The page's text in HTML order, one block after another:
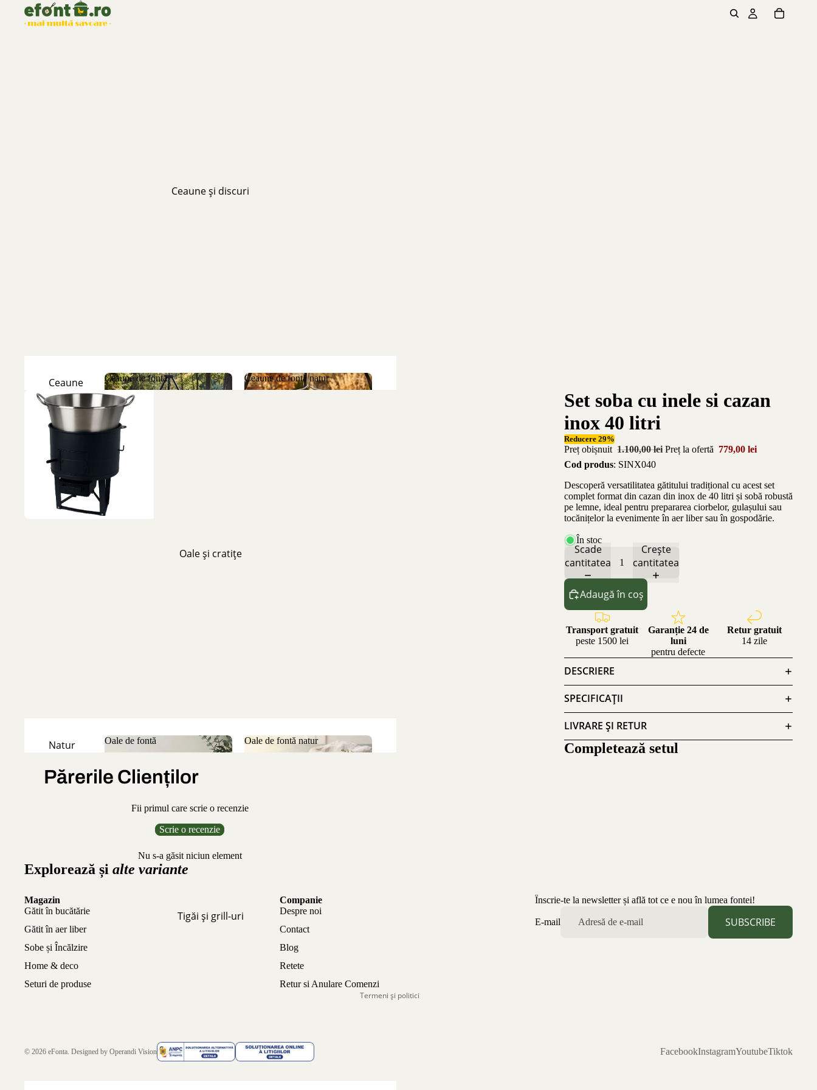
Ceaune și discuri
Ceaune
Natur
Ceaune
Emailate
Discuri
de fontă
Ceaune de fontă
Ceaune de fontă
Ceaune de fontă natur
Oale și cratițe
Natur
Oale de fontă
Oale de fontă natur
Tigăi și grill-uri
Set soba cu inele si cazan
inox 40 litri
Reducere 29%
Preț obișnuit 1.100,00 lei Preț la ofertă 779,00 lei
Cod produs: SINX040
Descoperă versatilitatea gătitului tradițional cu acest set
complet format din cazan din inox de 40 litri și sobă robustă
pe lemne, ideal pentru prepararea ciorbelor, gulașului sau
tocănițelor la evenimente în aer liber sau în gospodărie.
În stoc
Scade
cantitatea
Crește
cantitatea
Adaugă în coș
Transport gratuit
peste 1500 lei
Garanție 24 de
luni
pentru defecte
Retur gratuit
14 zile
DESCRIERE
SPECIFICAȚII
LIVRARE ȘI RETUR
Completează setul
Părerile Clienților
Fii primul care scrie o recenzie
Scrie o recenzie
Nu s-a găsit niciun element
Explorează și alte variante
Magazin
Gătit în bucătărie
Gătit în aer liber
Sobe și Încălzire
Home & deco
Seturi de produse
Companie
Despre noi
Contact
Blog
Retete
Retur si Anulare Comenzi
Înscrie-te la newsletter și află tot ce e nou în lumea fontei!
E-mail SUBSCRIBE
© 2026 eFonta. Designed by Operandi Vision
Termeni și politici
FacebookInstagramYoutubeTiktok